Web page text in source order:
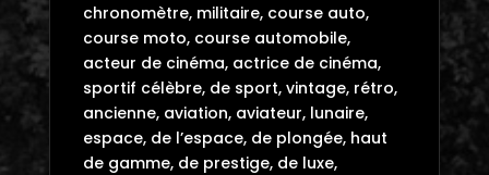
chronomètre, militaire, course auto,
course moto, course automobile,
acteur de cinéma, actrice de cinéma,
sportif célèbre, de sport, vintage, rétro,
ancienne, aviation, aviateur, lunaire,
espace, de l’espace, de plongée, haut
de gamme, de prestige, de luxe,